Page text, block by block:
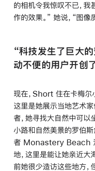
的相机令我惊叹不已，我
作的效果。” 她说，“图像
“科技发生了巨大
动不便的用户开创
现在，Short 住在卡梅尔
这里是她展示当地艺术
者，她寻找大自然中可以
小路和自然美景的罗伯
者 Monastery Beach
地，这里是能让她亲近大
前她很少造访这些地方，